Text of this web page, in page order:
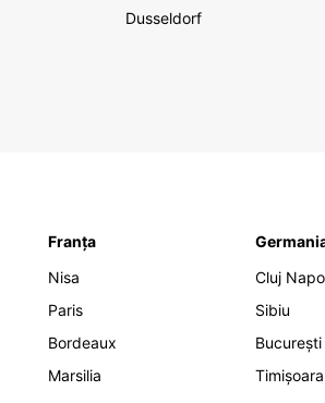
Dusseldorf
Franța
Nisa
Paris
Bordeaux
Marsilia
Cluj
Sibiu
București
Timișoara